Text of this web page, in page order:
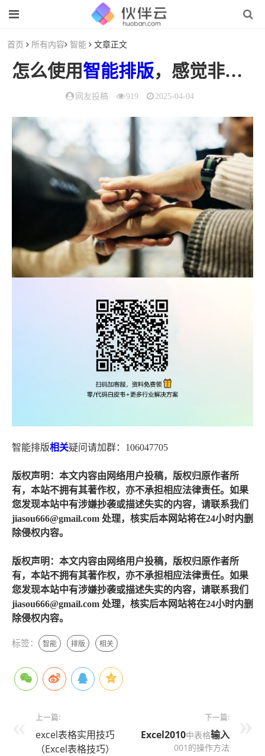
首页 所有内容 智能 文章正文
怎么使用智能排版，感觉非常麻烦（如何提高
网友投稿 919 2025-04-04
智能排版相关疑问请加群：106047705
版权声明：本文内容由网络用户投稿，版权归原作者所
有，本站不拥有其著作权，亦不承担相应法律责任。如果
您发现本站中有涉嫌抄袭或描述失实的内容，请联系我们
jiasou666@gmail.com 处理，核实后本网站将在24小时内删
除侵权内容。
版权声明：本文内容由网络用户投稿，版权归原作者所
有，本站不拥有其著作权，亦不承担相应法律责任。如果
您发现本站中有涉嫌抄袭或描述失实的内容，请联系我们
jiasou666@gmail.com 处理，核实后本网站将在24小时内删
除侵权内容。
标签： 智能 排版 相关
上一篇:
excel表格实用技巧
（Excel表格技巧）
下一篇:
Excel2010中表格输入
001的操作方法